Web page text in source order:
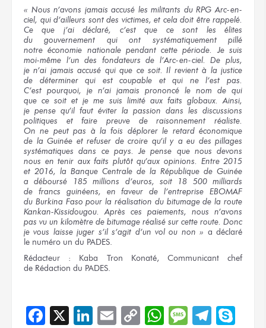
« Nous n’avons jamais accusé les militants du RPG Arc-en-
ciel, qui d’ailleurs sont des victimes, et cela doit êtrerappelé.
Ce que
j’ai déclaré, c’est que ce sont
les élites
du gouvernement
qui ont systématiquement pillé
notre économie nationale pendantcette période. Je suis
moi-même l’un des fondateurs de l’Arc-en-ciel. De plus,
je n’ai jamais accusé qui que ce soit. Il revient à la justice
de déterminer
qui est coupable et qui
ne l’est pas.
C’est pourquoi, je n’ai jamais prononcé le nom de qui
que ce soit et je me suis limité aux faits globaux. Ainsi,
je pense qu’il faut éviter la passion dans les discussions
politiques et faire preuve de raisonnement réaliste.
On ne peut pas à la fois déplorerle retardéconomique
de la Guinée et refuser de croire qu’il y a eu des pillages
systématiques dans ce pays. Je pense que nous devons
nous en tenir aux faits plutôtqu’aux opinions. Entre 2015
et 2016, la Banque Centrale de la République de Guinée
a déboursé
185 millions d’euros, soit 18 500 milliards
de francs guinéens, en faveur de l’entreprise EBOMAF
du Burkina Fasopour la réalisation du bitumage de la route
Kankan-Kissidougou. Après ces paiements, nous n’avons
pas vu un kilomètre de bitumage réalisé sur cette route. Donc
je vous laisse juger s’il s’agit d’un vol ou non » a déclaré
le numéro un du PADES.
Rédacteur : Kaba Tron Konaté, Communicant chef
de Rédaction du PADES.
Facebook
X LinkedIn
EmailCopyWhatsApp
Message